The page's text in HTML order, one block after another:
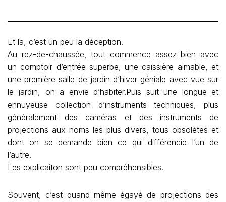
Et la, c’est un peu la déception.
Au rez-de-chaussée, tout commence assez bien avec
un comptoir d’entrée superbe, une caissière aimable, et
une première salle de jardin d’hiver géniale avec vue sur
le jardin, on a envie d’habiter.Puis suit une longue et
ennuyeuse collection d’instruments techniques, plus
généralement des caméras et des instruments de
projections aux noms les plus divers, tous obsolètes et
dont on se demande bien ce qui différencie l’un de
l’autre.
Les explicaiton sont peu compréhensibles.
Souvent, c’est quand même égayé de projections des